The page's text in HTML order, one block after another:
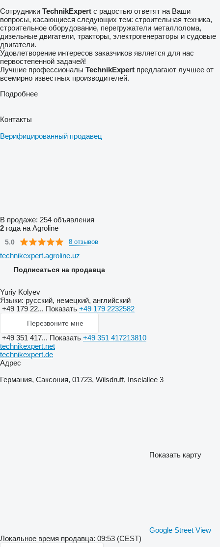
Сотрудники TechnikExpert с радостью ответят на Ваши
вопросы, касающиеся следующих тем: строительная техника,
строительное оборудование, перегружатели металлолома,
дизельные двигатели, тракторы, электрогенераторы и судовые
двигатели.
Удовлетворение интересов заказчиков является для нас
первостепенной задачей!
Лучшие профессионалы TechnikExpert предлагают лучшее от
всемирно известных производителей.
Подробнее
Контакты
Верифицированный продавец
В продаже: 254 объявления
2 года на Agroline
5.0 8 отзывов
technikexpert.agroline.uz
Подписаться на продавца
Yuriy Kolyev
Языки: русский, немецкий, английский
+49 179 22... Показать +49 179 2232582
Перезвоните мне
+49 351 417... Показать +49 351 417213810
technikexpert.net
technikexpert.de
Адрес
Германия, Саксония, 01723, Wilsdruff, Inselallee 3
Показать карту
Google Street View
Локальное время продавца: 09:53 (CEST)